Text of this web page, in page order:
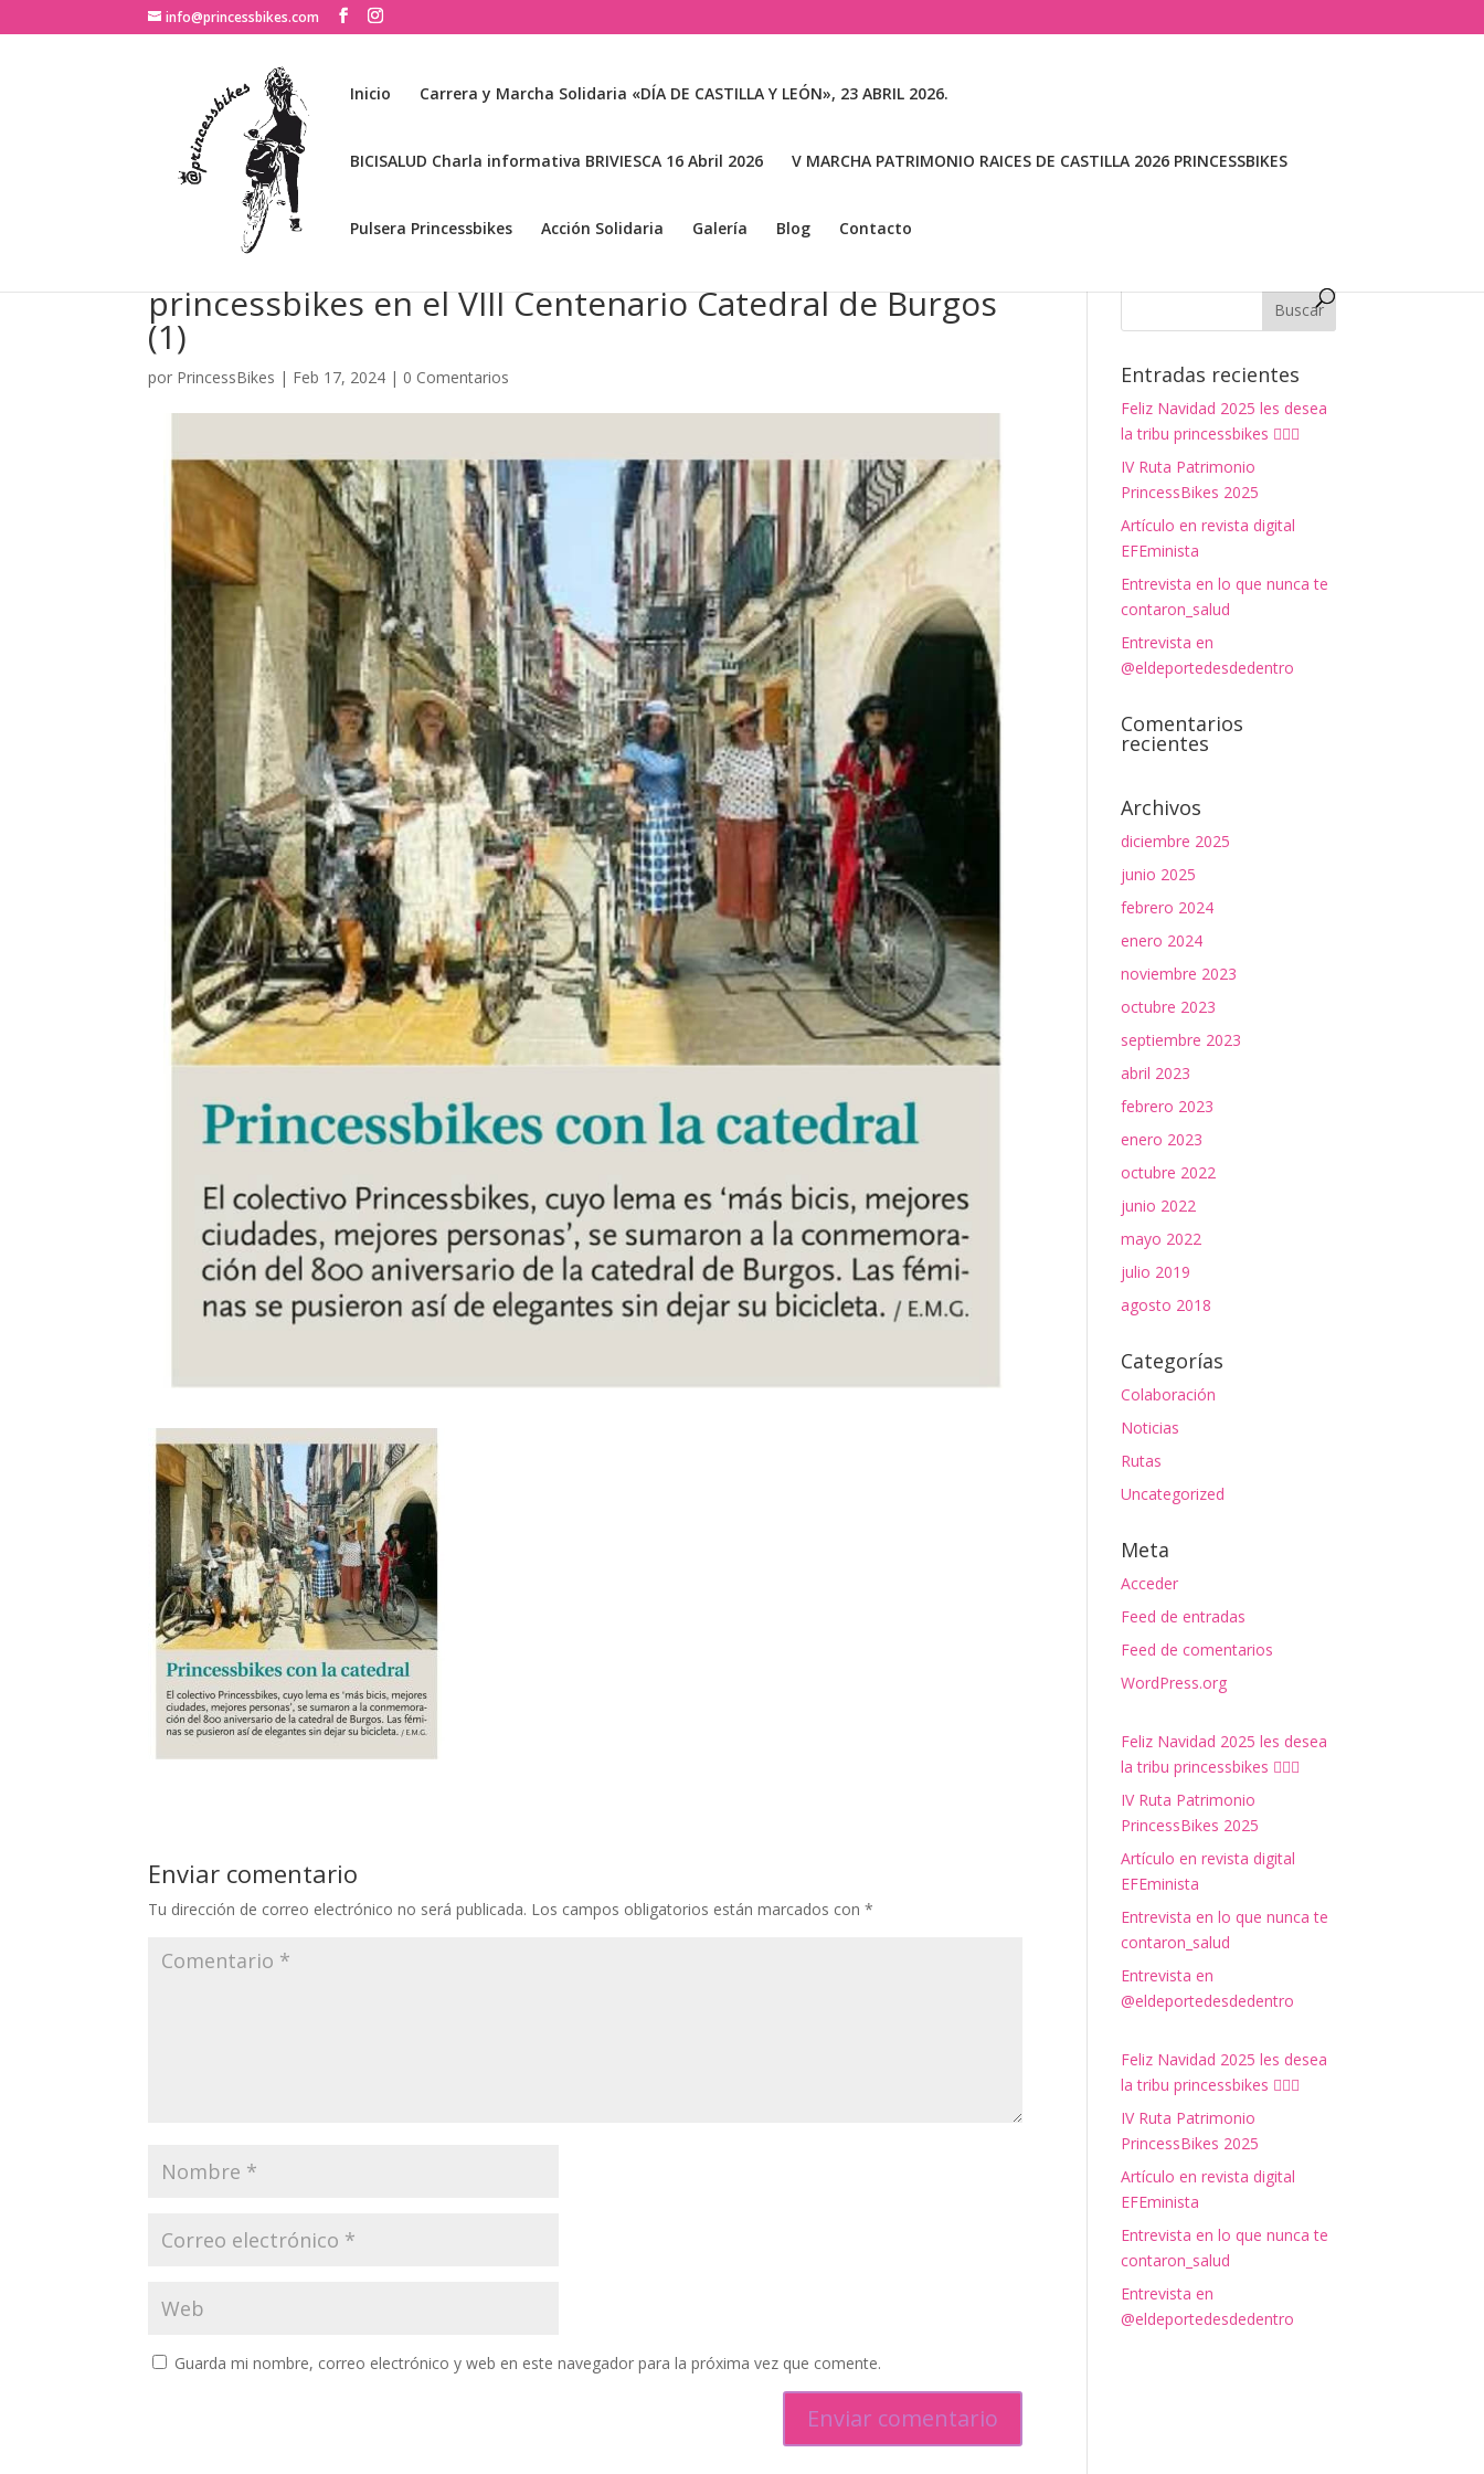
info@princessbikes.com
Inicio Carrera y Marcha Solidaria «DÍA DE CASTILLA Y LEÓN», 23 ABRIL 2026.
BICISALUD Charla informativa BRIVIESCA 16 Abril 2026 V MARCHA PATRIMONIO RAICES DE CASTILLA 2026 PRINCESSBIKES
Pulsera Princessbikes Acción Solidaria Galería Blog Contacto
princessbikes en el VIII Centenario Catedral de Burgos
(1)
por PrincessBikes | Feb 17, 2024 | 0 Comentarios
Enviar comentario
Tu dirección de correo electrónico no será publicada. Los campos obligatorios están marcados con*
Guarda mi nombre, correo electrónico y web en este navegador para la próxima vez que comente.
Entradas recientes
Feliz Navidad 2025 les desea
la tribu princessbikes 🚴‍♀️✨
IV Ruta Patrimonio
PrincessBikes 2025
Artículo en revista digital
EFEminista
Entrevista en lo que nunca te
contaron_salud
Entrevista en
@eldeportedesdedentro
Comentarios
recientes
Archivos
diciembre 2025
junio 2025
febrero 2024
enero 2024
noviembre 2023
octubre 2023
septiembre 2023
abril 2023
febrero 2023
enero 2023
octubre 2022
junio 2022
mayo 2022
julio 2019
agosto 2018
Categorías
Colaboración
Noticias
Rutas
Uncategorized
Meta
Acceder
Feed de entradas
Feed de comentarios
WordPress.org
Feliz Navidad 2025 les desea
la tribu princessbikes 🚴‍♀️✨
IV Ruta Patrimonio
PrincessBikes 2025
Artículo en revista digital
EFEminista
Entrevista en lo que nunca te
contaron_salud
Entrevista en
@eldeportedesdedentro
Feliz Navidad 2025 les desea
la tribu princessbikes 🚴‍♀️✨
IV Ruta Patrimonio
PrincessBikes 2025
Artículo en revista digital
EFEminista
Entrevista en lo que nunca te
contaron_salud
Entrevista en
@eldeportedesdedentro